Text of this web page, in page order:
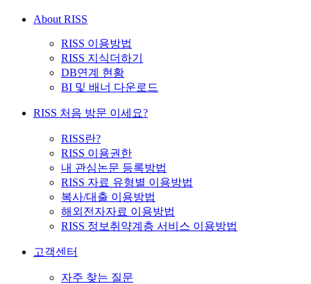
About RISS
RISS 이용방법
RISS 지식더하기
DB연계 현황
BI 및 배너 다운로드
RISS 처음 방문 이세요?
RISS란?
RISS 이용권한
내 관심논문 등록방법
RISS 자료 유형별 이용방법
복사/대출 이용방법
해외전자자료 이용방법
RISS 정보취약계층 서비스 이용방법
고객센터
자주 찾는 질문